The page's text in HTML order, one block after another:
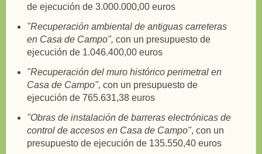
de ejecución de 3.000.000,00 euros
"Recuperación ambiental de antiguas carreteras
en Casa de Campo", con un presupuesto de
ejecución de 1.046.400,00 euros
"Recuperación del muro histórico perimetral en
Casa de Campo", con un presupuesto de
ejecución de 765.631,38 euros
"Obras de instalación de barreras electrónicas de
control de accesos en Casa de Campo", con un
presupuesto de ejecución de 135.550,40 euros